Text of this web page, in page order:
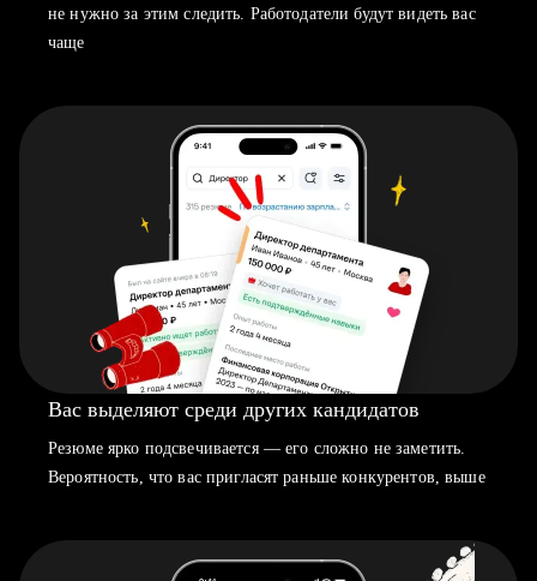
не нужно за этим следить. Работодатели будут видеть вас
чаще
Вас выделяют среди других кандидатов
Резюме ярко подсвечивается — его сложно не заметить.
Вероятность, что вас пригласят раньше конкурентов, выше